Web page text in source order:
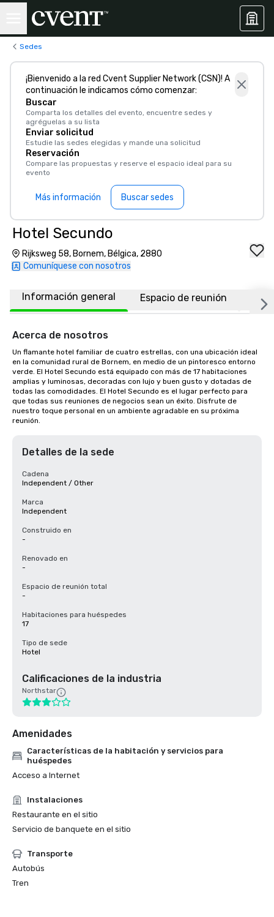
Sedes
¡Bienvenido a la red Cvent Supplier Network (CSN)! A
continuación le indicamos cómo comenzar:
Buscar
Comparta los detalles del evento, encuentre sedes y
agréguelas a su lista
Enviar solicitud
Estudie las sedes elegidas y mande una solicitud
Reservación
Compare las propuestas y reserve el espacio ideal para su
evento
Más información Buscar sedes
Hotel Secundo
Rijksweg 58, Bornem, Bélgica, 2880
Comuníquese con nosotros
Información general Espacio de reunión
Acerca de nosotros
Un flamante hotel familiar de cuatro estrellas, con una ubicación ideal
en la comunidad rural de Bornem, en medio de un pintoresco entorno
verde. El Hotel Secundo está equipado con más de 17 habitaciones
amplias y luminosas, decoradas con lujo y buen gusto y dotadas de
todas las comodidades. El Hotel Secundo es el lugar perfecto para
que todas sus reuniones de negocios sean un éxito. Disfrute de
nuestro toque personal en un ambiente agradable en su próxima
reunión.
Detalles de la sede
Cadena
Independent / Other
Marca
Independent
Construido en
-
Renovado en
-
Espacio de reunión total
-
Habitaciones para huéspedes
17
Tipo de sede
Hotel
Calificaciones de la industria
Northstar
Amenidades
Características de la habitación y servicios para
huéspedes
Acceso a Internet
Instalaciones
Restaurante en el sitio
Servicio de banquete en el sitio
Transporte
Autobús
Tren